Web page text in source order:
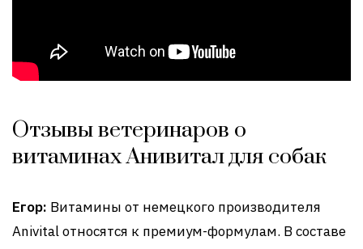
Отзывы ветеринаров о
витаминах Анивитал для собак
Егор: Витамины от немецкого производителя
Anivital относятся к премиум-формулам. В составе